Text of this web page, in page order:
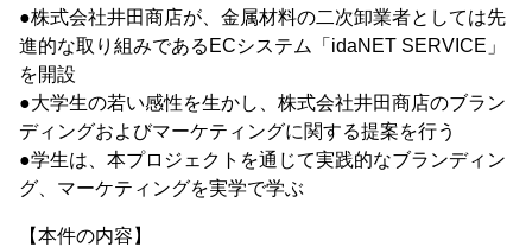
●株式会社井田商店が、金属材料の二次卸業者としては先
進的な取り組みであるECシステム「idaNET SERVICE」
を開設
●大学生の若い感性を生かし、株式会社井田商店のブラン
ディングおよびマーケティングに関する提案を行う
●学生は、本プロジェクトを通じて実践的なブランディン
グ、マーケティングを実学で学ぶ
【本件の内容】